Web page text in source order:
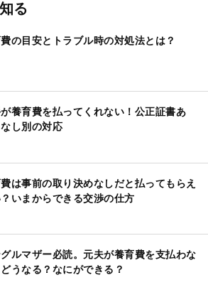
る
の目安とトラブル時の対処法とは？
養育費を払ってくれない！公正証書あ
なし別の対応
は事前の取り決めなしだと払ってもらえ
いまからできる交渉の仕方
ルマザー必読。元夫が養育費を支払わな
うなる？なにができる？